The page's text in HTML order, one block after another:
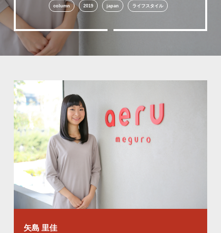
column 2019 japan ライフスタイル
矢島 里佳